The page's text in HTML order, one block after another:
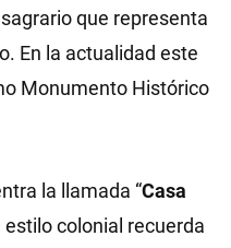
que representa
En la actualidad este
Monumento Histórico
la llamada “Casa
estilo colonial recuerda